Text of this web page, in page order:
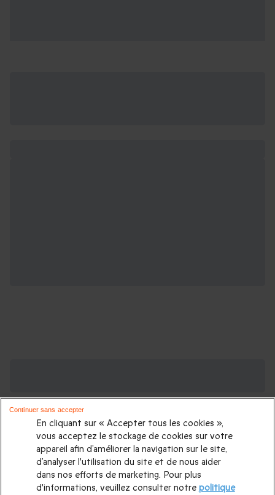
Cadeau anniversaire femme
Coffret cadeau Noël|Cadeau Noël femme|Cadeau Noël
homme|Idée cadeau Femme|Idée cadeau Homme
Cadeau Couple |Cadeaux Fête des Mères |Cadeaux Fête
En cliquant sur « Accepter tous les cookies »,
vous acceptez le stockage de cookies sur votre
appareil afin d’améliorer la navigation sur le site,
d’analyser l'utilisation du site et de nous aider
dans nos efforts de marketing. Pour plus
d'informations, veuillez consulter notre politique
Continuer sans accepter